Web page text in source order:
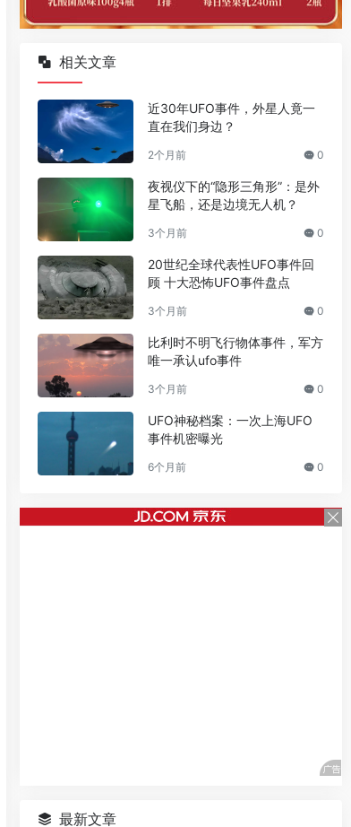
相关文章
近30年UFO事件，外星人竟一
直在我们身边？
2个月前 0
夜视仪下的“隐形三角形”：是外
星飞船，还是边境无人机？
3个月前 0
20世纪全球代表性UFO事件回
顾 十大恐怖UFO事件盘点
3个月前 0
比利时不明飞行物体事件，军方
唯一承认ufo事件
3个月前 0
UFO神秘档案：一次上海UFO
事件机密曝光
6个月前 0
最新文章